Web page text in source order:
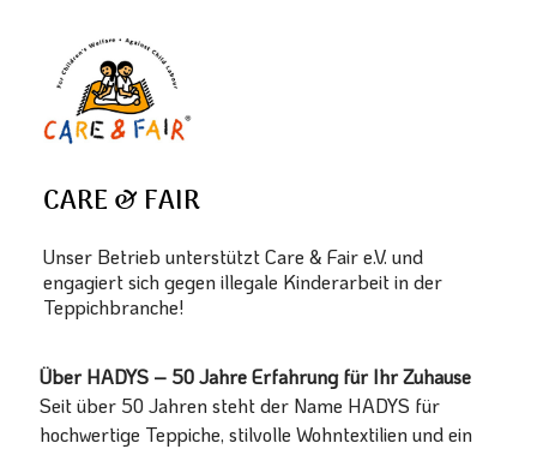
CARE & FAIR
Unser Betrieb unterstützt Care & Fair e.V. und
engagiert sich gegen illegale Kinderarbeit in der
Teppichbranche!
Über HADYS – 50 Jahre Erfahrung für Ihr Zuhause
Seit über 50 Jahren steht der Name HADYS für
hochwertige Teppiche, stilvolle Wohntextilien und ein